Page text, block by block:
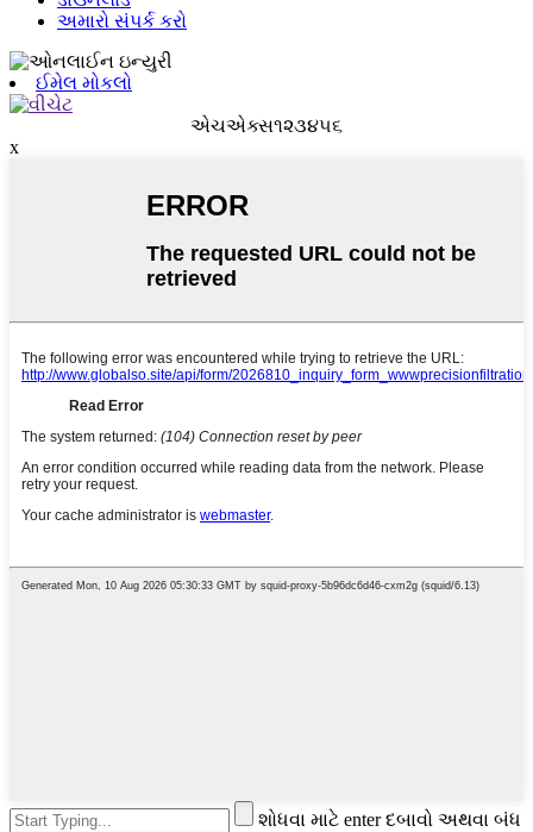
અમારો સંપર્ક કરો
ઈમેલ મોકલો
એચએક્સ૧૨૩૪૫૬
x
શોધવા માટે enter દબાવો અથવા બંધ